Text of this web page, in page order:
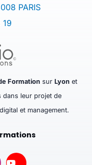
PARIS
Formationsur Lyonet
dans leur projet de
et management.